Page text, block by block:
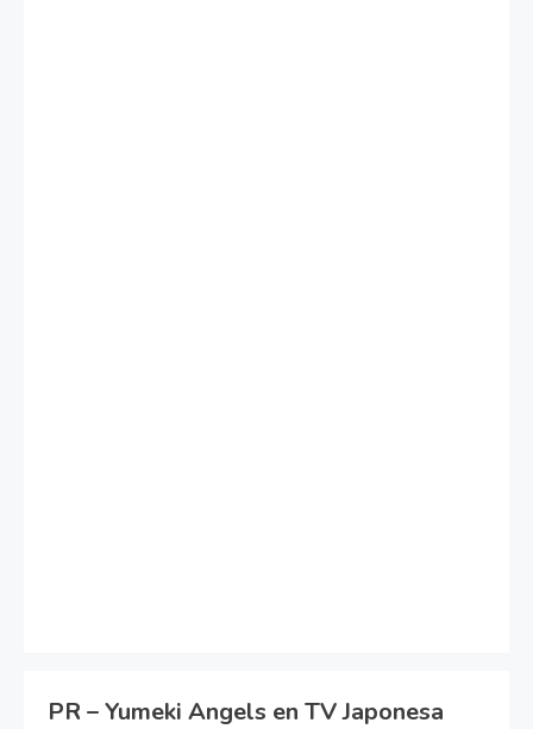
PR – Yumeki Angels en TV Japonesa